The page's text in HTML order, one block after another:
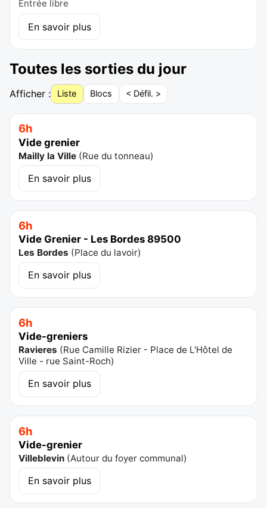
Entrée libre
En savoir plus
Toutes les sorties du jour
Afficher : Liste Blocs < Défil. >
6h
Vide grenier
Mailly la Ville (Rue du tonneau)
En savoir plus
6h
Vide Grenier - Les Bordes 89500
Les Bordes (Place du lavoir)
En savoir plus
6h
Vide-greniers
Ravieres (Rue Camille Rizier - Place de L'Hôtel de
Ville - rue Saint-Roch)
En savoir plus
6h
Vide-grenier
Villeblevin (Autour du foyer communal)
En savoir plus